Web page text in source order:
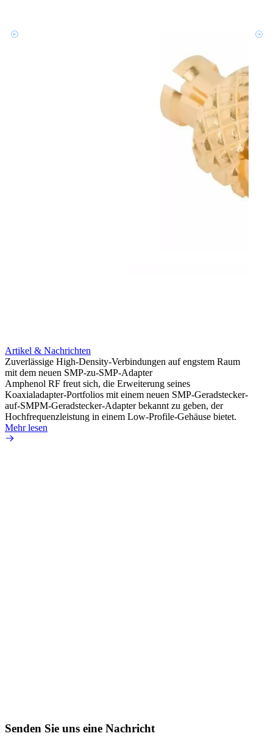
Artikel & Nachrichten
Zuverlässige High-Density-Verbindungen auf engstem Raum
mit dem neuen SMP-zu-SMP-Adapter
Amphenol RF freut sich, die Erweiterung seines
Koaxialadapter-Portfolios mit einem neuen SMP-Geradstecker-
auf-SMPM-Geradstecker-Adapter bekannt zu geben, der
Hochfrequenzleistung in einem Low-Profile-Gehäuse bietet.
Mehr lesen
Senden Sie uns eine Nachricht